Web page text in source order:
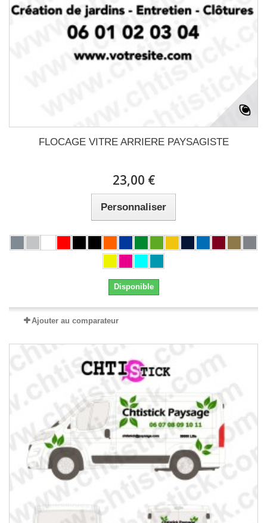
FLOCAGE VITRE ARRIERE PAYSAGISTE
23,00 €
Personnaliser
Disponible
Ajouter au comparateur